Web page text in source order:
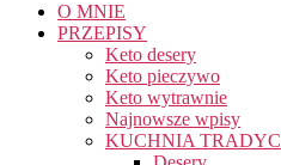
O MNIE
PRZEPISY
Keto desery
Keto pieczywo
Keto wytrawnie
Najnowsze wpisy
KUCHNIA